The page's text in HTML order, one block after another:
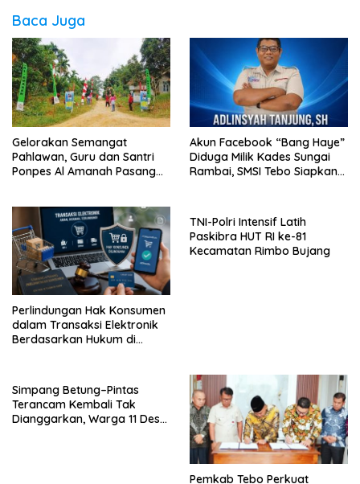
Baca Juga
Gelorakan Semangat
Pahlawan, Guru dan Santri
Ponpes Al Amanah Pasang
Akun Facebook “Bang Haye”
Diduga Milik Kades Sungai
Rambai, SMSI Tebo Siapkan
Perlindungan Hak Konsumen
dalam Transaksi Elektronik
Berdasarkan Hukum di
TNI-Polri Intensif Latih
Paskibra HUT RI ke-81
Kecamatan Rimbo Bujang
Simpang Betung–Pintas
Terancam Kembali Tak
Dianggarkan, Warga 11 Desa
Pemkab Tebo Perkuat